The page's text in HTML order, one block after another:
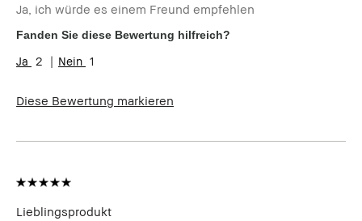
Ja, ich würde es einem Freund empfehlen
Fanden Sie diese Bewertung hilfreich?
2 1
Diese Bewertung markieren
Lieblingsprodukt